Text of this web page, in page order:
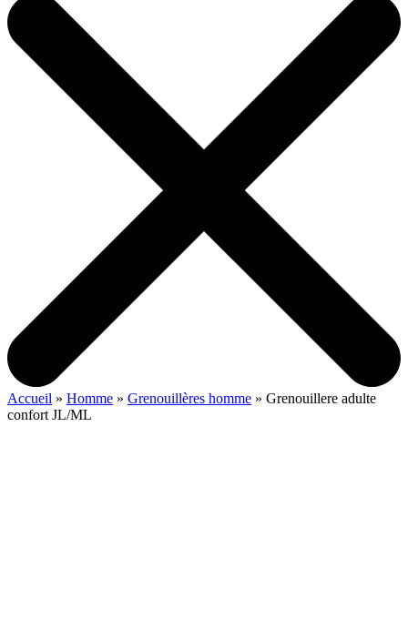
Accueil » Homme » Grenouillères homme » Grenouillere adulte
confort JL/ML